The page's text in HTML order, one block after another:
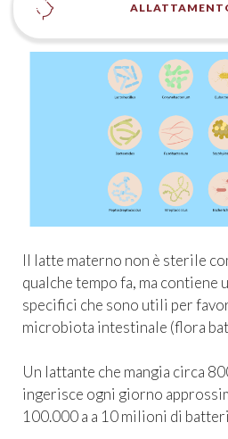
Il latte materno non è sterile
qualche tempo fa, ma contiene
specifici che sono utili per
microbiota intestinale (flora
Un lattante che mangia circa
ingerisce ogni giorno
100.000 a a 10 milioni di